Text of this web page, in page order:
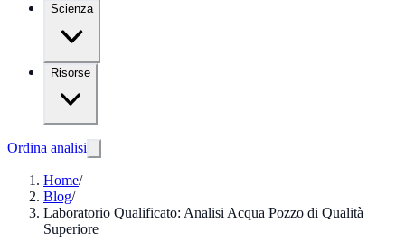
Scienza
Risorse
Ordina analisi
Home/
Blog/
Laboratorio Qualificato: Analisi Acqua Pozzo di Qualità
Superiore